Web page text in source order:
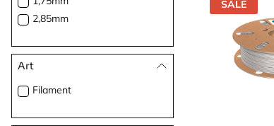
2,85mm
Art
Filament
SALE